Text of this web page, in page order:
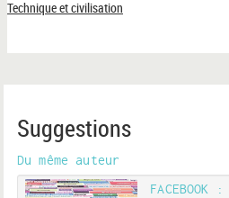
Technique et civilisation
Suggestions
Du même auteur
FACEBOOK